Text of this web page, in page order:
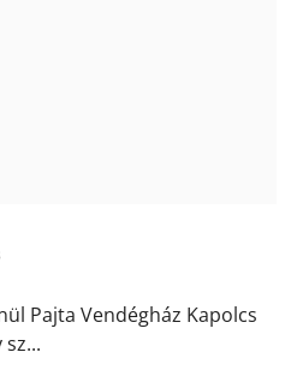
Pajta Vendégház Kapolcs